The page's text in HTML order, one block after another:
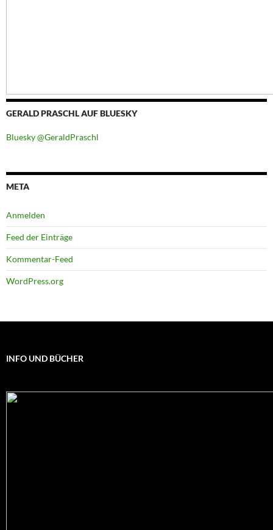
GERALD PRASCHL AUF BLUESKY
Bluesky @GeraldPraschl
META
Anmelden
Feed der Einträge
Kommentar-Feed
WordPress.org
INFO UND BÜCHER